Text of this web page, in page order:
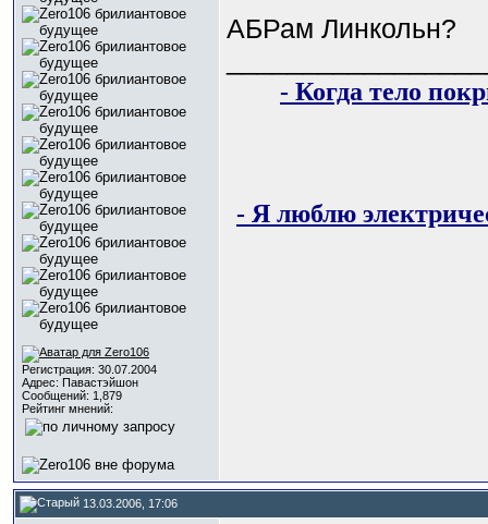
Регистрация: 30.07.2004
Адрес: Павастэйшон
Сообщений: 1,879
Рейтинг мнений:
АБРам Линкольн?
- Когда тело
- Я люблю
13.03.2006, 17:06